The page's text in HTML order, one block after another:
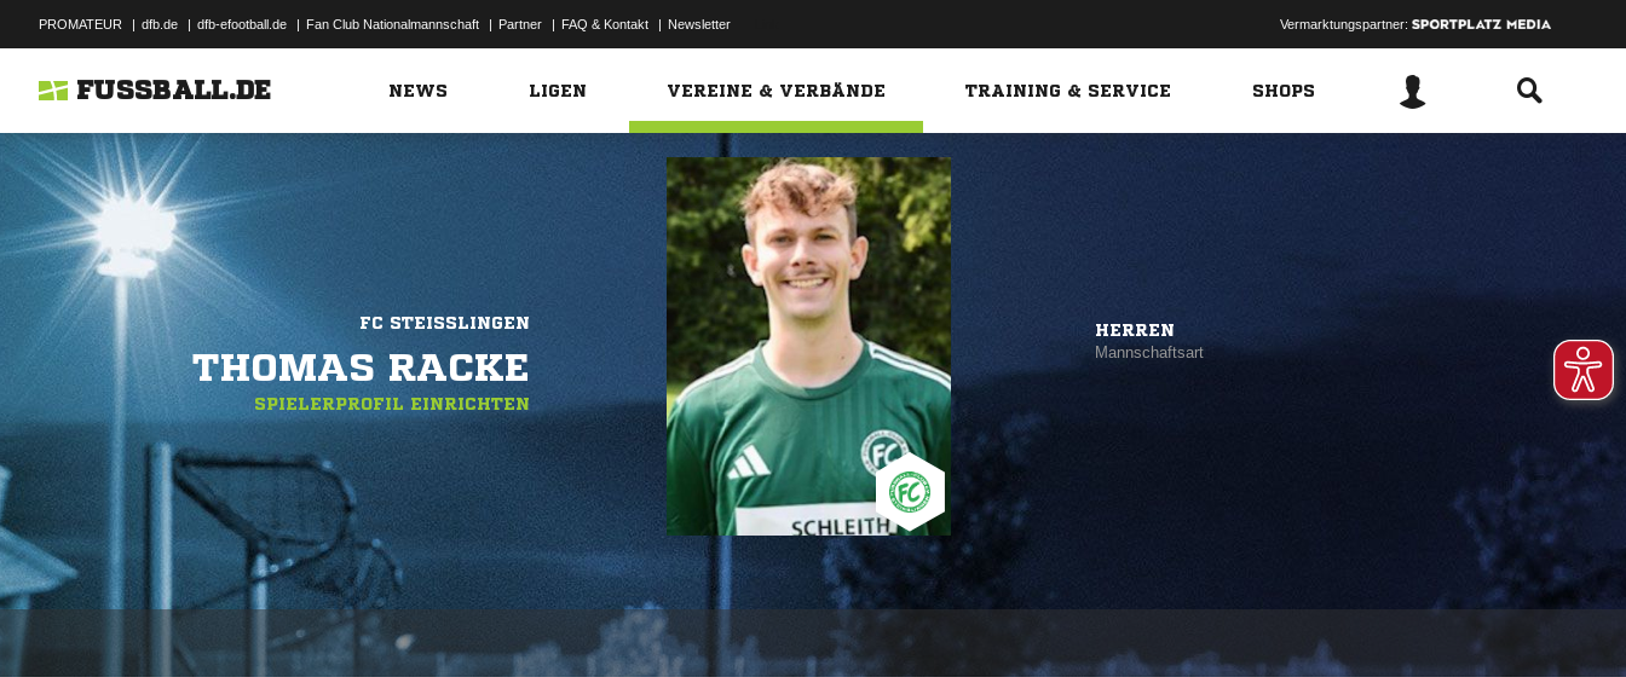
PROMATEUR | dfb.de | dfb-efootball.de | Fan Club Nationalmannschaft | Partner | FAQ & Kontakt | Newsletter Vermarktungspartner:
FUSSBALL.DE NEWS LIGEN VEREINE & VERBÄNDE TRAINING & SERVICE SHOPS
FC STEISSLINGEN
THOMAS RACKE
SPIELERPROFIL EINRICHTEN
HERREN
Mannschaftsart